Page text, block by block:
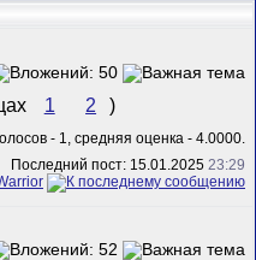
1 2 )
Последний пост: 15.01.2025 23:29